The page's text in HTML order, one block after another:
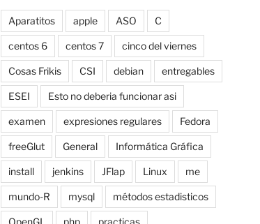
Aparatitos apple ASO C
centos 6 centos 7 cinco del viernes
Cosas Frikis CSI debian entregables
ESEI Esto no deberia funcionar asi
examen expresiones regulares Fedora
freeGlut General Informática Gráfica
install jenkins JFlap Linux me
mundo-R mysql métodos estadisticos
OpenGL php practicas